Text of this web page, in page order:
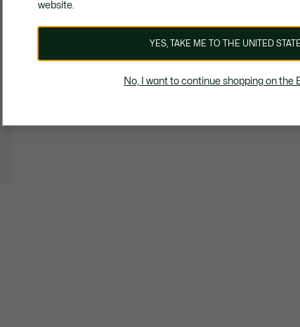
website.
YES, TAKE ME TO THE UNITED
No, I want to continue shopping on the